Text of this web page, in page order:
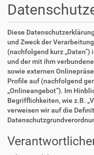
Diese
und Zweck der
(nachfolgend kurz
und der mit ihm
sowie externen
Profile auf (nachfolgend
„Onlineangebot“). Im
Begrifflichkeiten, wie z.B.
verweisen wir auf die